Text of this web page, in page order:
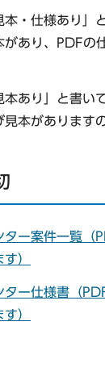
本・仕様あり」
があり、PDFの
本あり」と書い
本があります
ター案件一覧（
）
ター仕様書（
）